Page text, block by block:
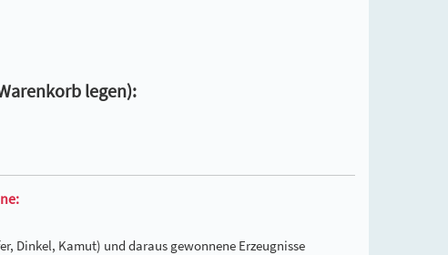
legen):
Dinkel, Kamut) und daraus gewonnene Erzeugnisse